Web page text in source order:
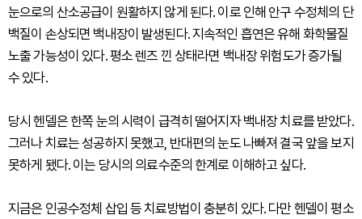
눈으로의 산소공급이 원활하지 않게 된다. 이로 인해 안구 수정체의 단
백질이 손상되면 백내장이 발생된다. 지속적인 흡연은 유해 화학물질
노출 가능성이 있다. 평소 렌즈 낀 상태라면 백내장 위험도가 증가될
수 있다.
당시 헨델은 한쪽 눈의 시력이 급격히 떨어지자 백내장 치료를 받았다.
그러나 치료는 성공하지 못했고, 반대편의 눈도 나빠져 결국 앞을 보지
못하게 됐다. 이는 당시의 의료수준의 한계로 이해하고 싶다.
지금은 인공수정체 삽입 등 치료방법이 충분히 있다. 다만 헨델이 평소